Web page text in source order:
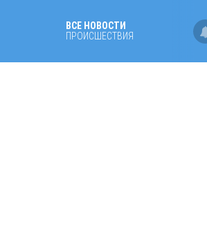
ВСЕ НОВОСТИ
ПРОИСШЕСТВИЯ